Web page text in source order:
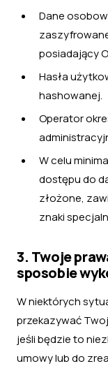
Dane
posiadający
Hasła
hashowanej.
Operator
W celu
dostępu do
złożone,
znaki
3. Twoje
sposobie
W niektórych
przekazywać
jeśli będzie to
umowy lub do